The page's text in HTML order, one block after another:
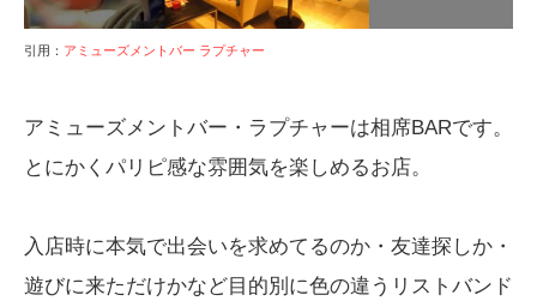
引用： アミューズメントバー ラプチャー
アミューズメントバー・ラプチャーは相席BARです。
とにかくパリピ感な雰囲気を楽しめるお店。
入店時に本気で出会いを求めてるのか・友達探しか・
遊びに来ただけかなど目的別に色の違うリストバンド